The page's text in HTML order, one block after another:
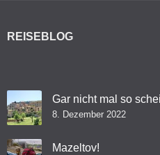
REISEBLOG
Gar nicht mal so
8. Dezember 2022
Mazeltov!